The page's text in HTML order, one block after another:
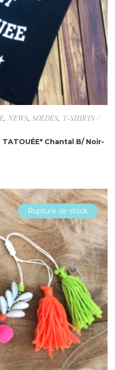
,NEWS, SOLDES, T-SHIRTS /
Chantal B/ Noir-
Rupture de stock